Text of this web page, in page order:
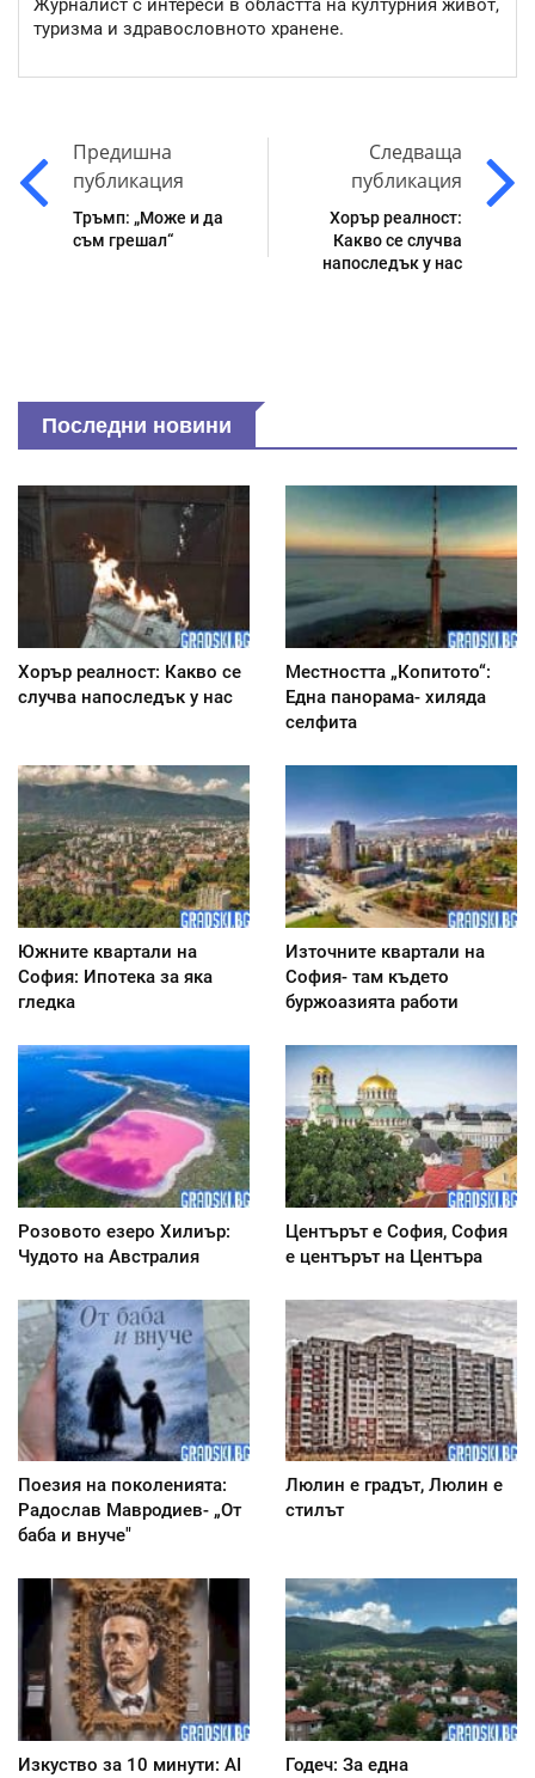
Журналист с интереси в областта на културния живот,
туризма и здравословното хранене.
Предишна
публикация
Тръмп: „Може и да
съм грешал“
Следваща
публикация
Хорър реалност:
Какво се случва
напоследък у нас
Последни новини
Хорър реалност: Какво се
случва напоследък у нас
Местността „Копитото“:
Една панорама- хиляда
селфита
Южните квартали на
София: Ипотека за яка
гледка
Източните квартали на
София- там където
буржоазията работи
Розовото езеро Хилиър:
Чудото на Австралия
Центърът е София, София
е центърът на Центъра
Поезия на поколенията:
Радослав Мавродиев- „От
баба и внуче"
Люлин е градът, Люлин е
стилът
Изкуство за 10 минути: AI
Годеч: За една